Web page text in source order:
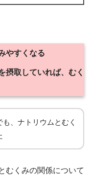
やすくなる
摂取していれば、むく
、ナトリウムとむく
むくみの関係について